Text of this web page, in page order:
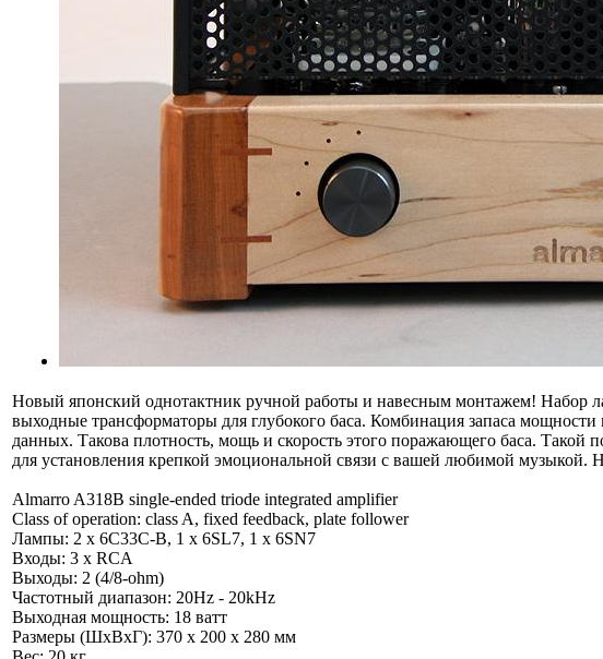
Новый японский однотактник ручной работы и навесным монтажем! Набор
выходные трансформаторы для глубокого баса. Комбинация запаса
данных. Такова плотность, мощь и скорость этого поражающего баса.
для установления крепкой эмоциональной связи с вашей любимой
Almarro A318B single-ended triode integrated amplifier
Class of operation: class A, fixed feedback, plate follower
Лампы: 2 x 6C33C-B, 1 x 6SL7, 1 x 6SN7
Входы: 3 х RCA
Выходы: 2 (4/8-ohm)
Частотный диапазон: 20Hz - 20kHz
Выходная мощность: 18 ватт
Размеры (ШxВxГ): 370 x 200 x 280 мм